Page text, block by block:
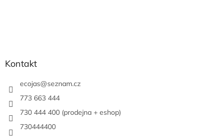
Kontakt
ecojas@seznam.cz
773 663 444
730 444 400 (prodejna + eshop)
730444400